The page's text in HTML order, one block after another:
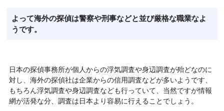
よって海外の探偵は警察や刑事などと並び厳格な職業なよ
うです。
日本の探偵事務所が個人からの浮気調査や身辺調査が殆どなのに
対し、海外の探偵社は企業からの信用調査などが多いようです、
もちろん浮気調査や身辺調査なども行っていて、当然ですが情報
網が活発な分、調査は日本より容易に行えることでしょう。